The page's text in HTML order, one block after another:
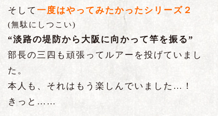
そして 一度はやってみたかったシリーズ２
(無駄にしつこい)
“淡路の堤防から大阪に向かって竿を振る”
部長の三四も頑張ってルアーを投げていまし
た。
本人も、それはもう楽しんでいました …！
きっと ……